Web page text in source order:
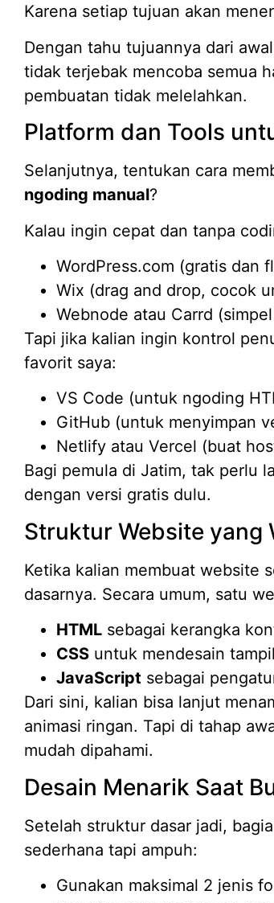
Karena setiap tujuan akan
Dengan tahu tujuannya dari
tidak terjebak mencoba semua
pembuatan tidak melelahkan.
Platform dan Tools
Selanjutnya, tentukan cara
ngoding manual?
Kalau ingin cepat dan tanpa
WordPress.com (gratis dan
Wix (drag and drop, cocok
Webnode atau Carrd
Tapi jika kalian ingin kontrol
favorit saya:
VS Code (untuk ngoding
GitHub (untuk menyimpan
Netlify atau Vercel (buat
Bagi pemula di Jatim, tak perlu
dengan versi gratis dulu.
Struktur Website yang
Ketika kalian membuat website
dasarnya. Secara umum, satu
HTML sebagai kerangka
CSS untuk mendesain
JavaScript sebagai
Dari sini, kalian bisa lanjut
animasi ringan. Tapi di tahap
mudah dipahami.
Desain Menarik Saat
Setelah struktur dasar jadi,
sederhana tapi ampuh:
Gunakan maksimal 2 jenis